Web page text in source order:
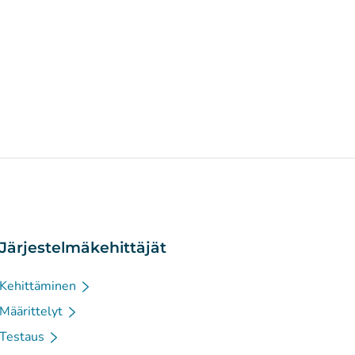
Järjestelmäkehittäjät
Kehittäminen
Määrittelyt
Testaus